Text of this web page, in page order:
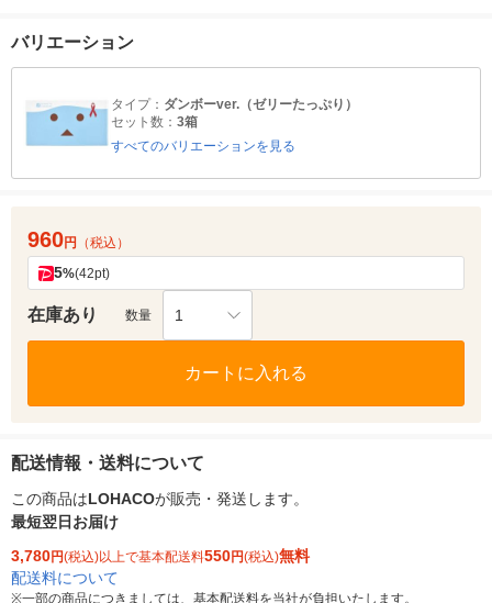
バリエーション
タイプ： ダンボーver.（ゼリーたっぷり）
セット数： 3箱
すべてのバリエーションを見る
960円 （税込）
5%(42pt)
在庫あり 数量 1
カートに入れる
配送情報・送料について
この商品はLOHACOが販売・発送します。
最短翌日お届け
3,780円(税込)以上で基本配送料550円(税込)無料
配送料について
※一部の商品につきましては、基本配送料を当社が負担いたします。